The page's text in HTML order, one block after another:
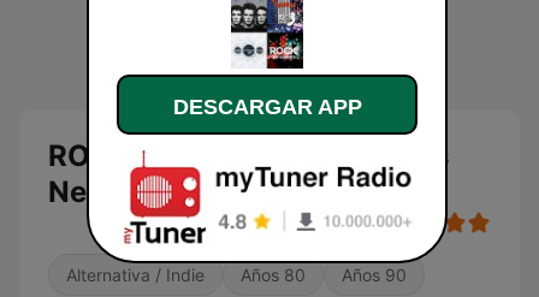
ROCK EN ESPAÑOL 80s 90s
Neltume Chile
Alternativa / Indie Años 80 Años 90
DESCARGAR APP